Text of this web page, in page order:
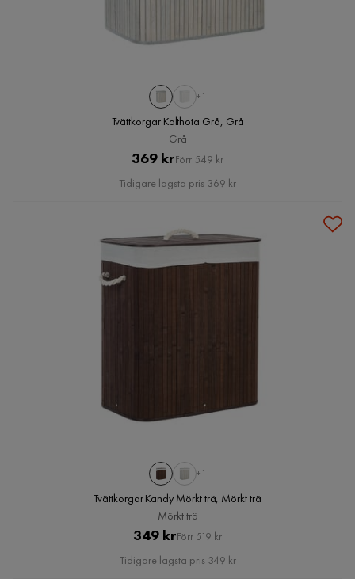
+1
Tvättkorgar Kalthota Grå, Grå
Grå
Pris
369 krOriginal
Pris
Förr 549 kr
Tidigare lägsta pris 369 kr
+1
Tvättkorgar Kandy Mörkt trä, Mörkt trä
Mörkt trä
Pris
349 krOriginal
Pris
Förr 519 kr
Tidigare lägsta pris 349 kr